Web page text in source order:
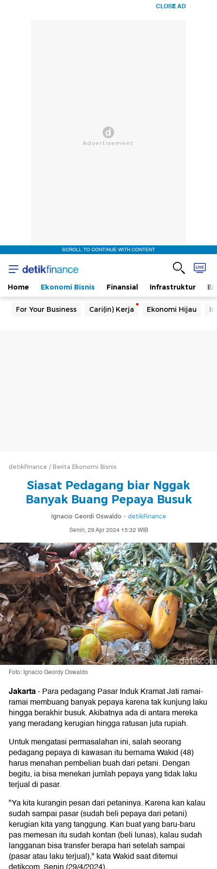
CLOSE AD
SCROLL TO CONTINUE WITH CONTENT
Home Ekonomi Bisnis Finansial Infrastruktur
For Your Business Cari(in) Kerja Ekonomi Hijau
detikFinance Berita Ekonomi Bisnis
Siasat Pedagang biar Nggak
Banyak Buang Pepaya Busuk
Ignacio Geordi Oswaldo - detikFinance
Senin, 29 Apr 2024 15:32 WIB
Foto: Ignacio Geordy Oswaldo
Jakarta-Para pedagang Pasar Induk Kramat Jati ramai-
ramai membuang banyak pepaya karena tak kunjung laku
hingga berakhir busuk. Akibatnya ada di antara mereka
yang meradang kerugian hingga ratusan juta rupiah.
Untuk mengatasi permasalahan ini, salah seorang
pedagang pepaya di kawasan itu bernama Wakid (48)
harus menahan pembelian buah dari petani. Dengan
begitu, ia bisa menekan jumlah pepaya yang tidak laku
terjual di pasar.
"Ya kita kurangin pesan dari petaninya. Karena kan kalau
sudah sampai pasar (sudah beli pepaya dari petani)
kerugian kita yang tanggung. Kan buat yang baru-baru
pas memesan itu sudah kontan (beli lunas), kalau sudah
langganan bisa transfer berapa hari setelah sampai
(pasar atau laku terjual)," kata Wakid saat ditemui